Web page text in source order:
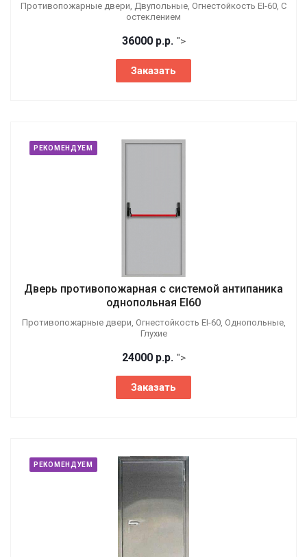
Противопожарные двери, Двупольные, Огнестойкость EI-60, С
остеклением
36000 р.р. ">
Заказать
РЕКОМЕНДУЕМ
Дверь противопожарная с системой антипаника
однопольная EI60
Противопожарные двери, Огнестойкость EI-60, Однопольные,
Глухие
24000 р.р. ">
Заказать
РЕКОМЕНДУЕМ